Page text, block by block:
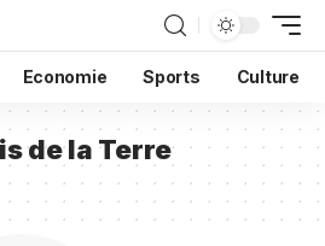
Economie Sports Culture
de la Terre